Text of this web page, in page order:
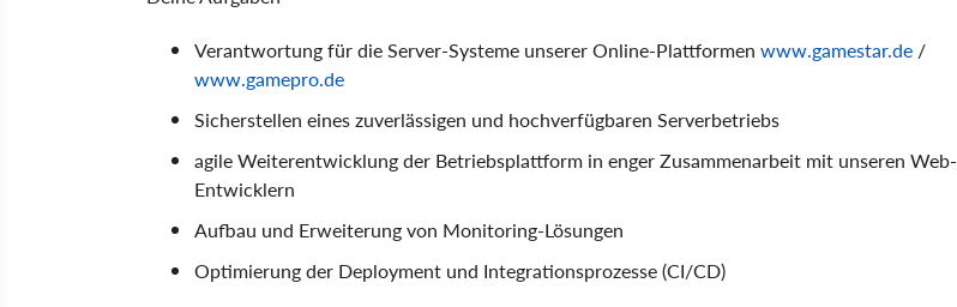
Verantwortung für die Server-Systeme unserer Online-Plattformen www.gamestar.de /
www.gamepro.de
Sicherstellen eines zuverlässigen und hochverfügbaren Serverbetriebs
agile Weiterentwicklung der Betriebsplattform in enger Zusammenarbeit mit unseren Web-
Entwicklern
Aufbau und Erweiterung von Monitoring-Lösungen
Optimierung der Deployment und Integrationsprozesse (CI/CD)